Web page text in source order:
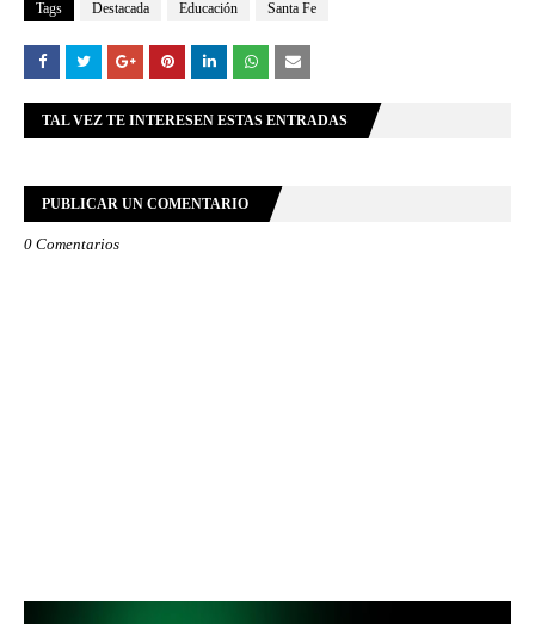
Tags Destacada Educación Santa Fe
TAL VEZ TE INTERESEN ESTAS ENTRADAS
PUBLICAR UN COMENTARIO
0 Comentarios